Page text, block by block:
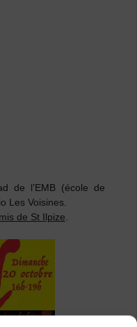
de l’EMB (école de
Les Voisines.
de St Ilpize